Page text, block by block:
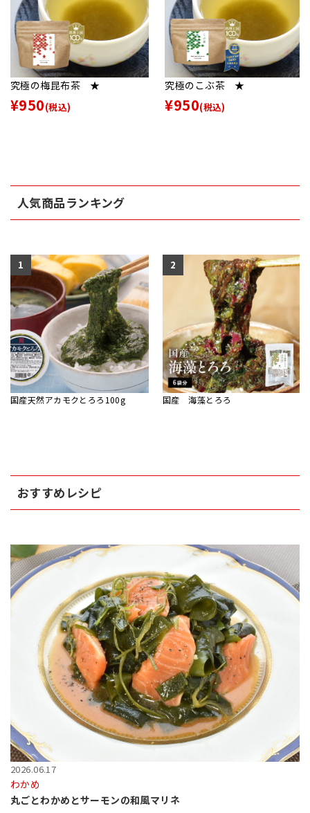
究極の梅昆布茶 ★
¥950(税込)
究極のこぶ茶 ★
¥950(税込)
人気商品ランキング
1
国産天然アカモクとろろ100g
2
国産 海藻とろろ
おすすめレシピ
2026.06.17
わかめ
丸ごとわかめとサーモンの和風マリネ